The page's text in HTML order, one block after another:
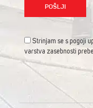
Strinjam se s pogoji
varstva zasebnosti